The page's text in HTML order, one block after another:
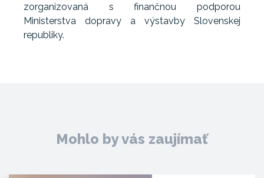
zorganizovaná s finančnou podporou
Ministerstva dopravy a výstavby Slovenskej
republiky.
Mohlo by vás zaujímať